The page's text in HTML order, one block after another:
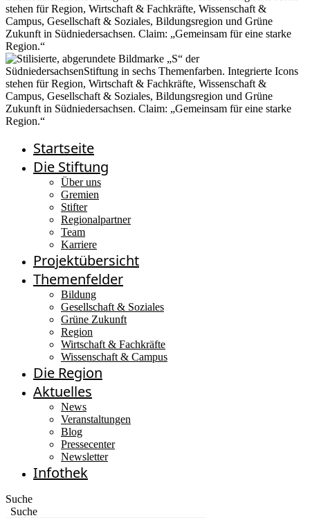
Startseite
Die Stiftung
Über uns
Gremien
Stifter
Regionalpartner
Team
Karriere
Projektübersicht
Themenfelder
Bildung
Gesellschaft & Soziales
Grüne Zukunft
Region
Wirtschaft & Fachkräfte
Wissenschaft & Campus
Die Region
Aktuelles
News
Veranstaltungen
Blog
Pressecenter
Newsletter
Infothek
Suche
Suche